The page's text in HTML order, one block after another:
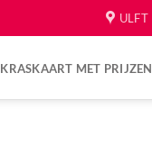
ULFT
KRASKAART MET PRIJZEN